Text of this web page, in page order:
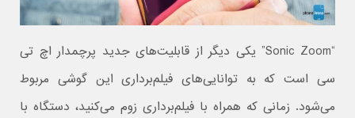
“Sonic Zoom” یکی دیگر از قابلیت‌های جدید پرچمدار اچ تی
سی است که به توانایی‌های فیلم‌برداری این گوشی مربوط
می‌شود. زمانی که همراه با فیلم‌برداری زوم می‌کنید، دستگاه با